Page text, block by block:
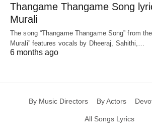
Thangame Thangame Song
Murali
The song “Thangame Thangame Song” from
Murali” features vocals by Dheeraj, Sahithi,…
6 months ago
By Music Directors By Actors
All Songs Lyrics